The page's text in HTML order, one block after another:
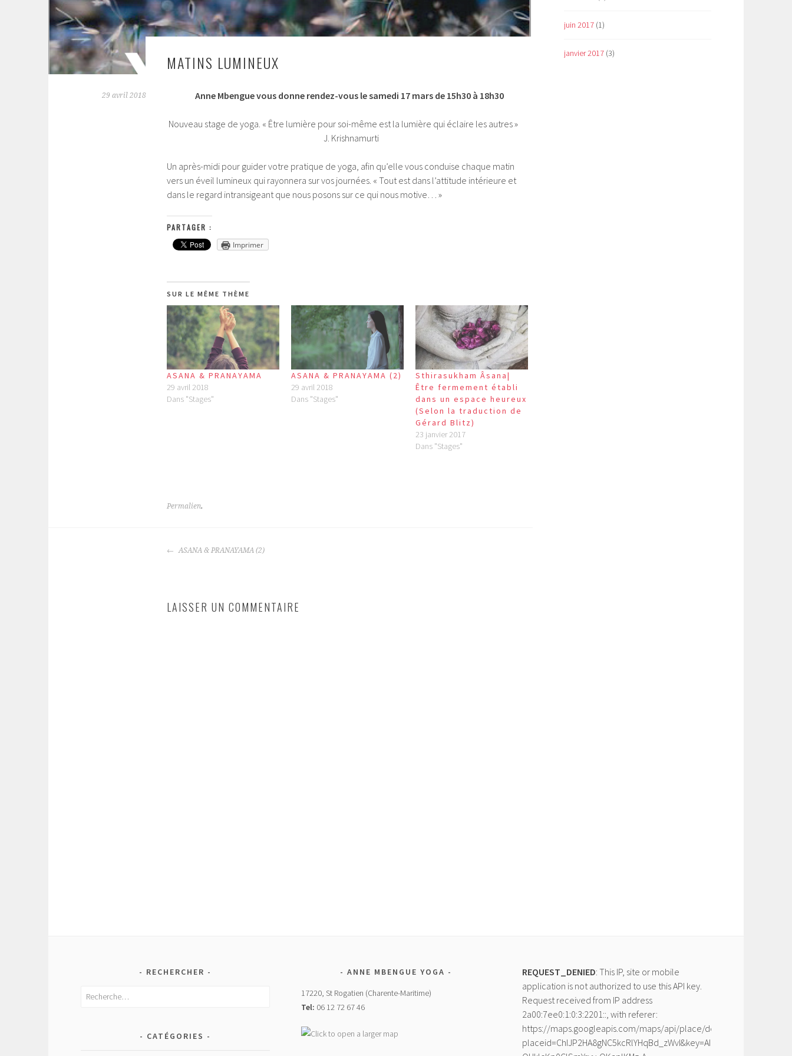
MATINS LUMINEUX
29 avril 2018 Anne Mbengue vous donne rendez-vous le samedi 17 mars de 15h30 à 18h30
Nouveau stage de yoga. « Être lumière pour soi-même est la lumière qui éclaire les autres »
J. Krishnamurti
Un après-midi pour guider votre pratique de yoga, afin qu’elle vous conduise chaque matin
vers un éveil lumineux qui rayonnera sur vos journées. « Tout est dans l’attitude intérieure et
dans le regard intransigeant que nous posons sur ce qui nous motive… »
PARTAGER :
Imprimer
SUR LE MÊME THÈME
ASANA & PRANAYAMA
29 avril 2018
Dans "Stages"
ASANA & PRANAYAMA (2)
29 avril 2018
Dans "Stages"
Sthirasukham Âsana|
Être fermement établi
dans un espace heureux
(Selon la traduction de
Gérard Blitz)
23 janvier 2017
Dans "Stages"
Permalien.
NAVIGATION
ASANA & PRANAYAMA (2)
LAISSER UN COMMENTAIRE
juin 2017 (1)
janvier 2017 (3)
RECHERCHER
Rechercher :
CATÉGORIES
ANNE MBENGUE YOGA
17220, St Rogatien (Charente-Maritime)
Tel: 06 12 72 67 46
REQUEST_DENIED: This IP, site or mobile
application is not authorized to use this API key.
Request received from IP address
2a00:7ee0:1:0:3:2201::, with referer:
https://maps.googleapis.com/maps/api/place/details/json?
placeid=ChIJP2HA8gNC5kcRlYHqBd_zWvI&key=AIzaSyDrfY_-